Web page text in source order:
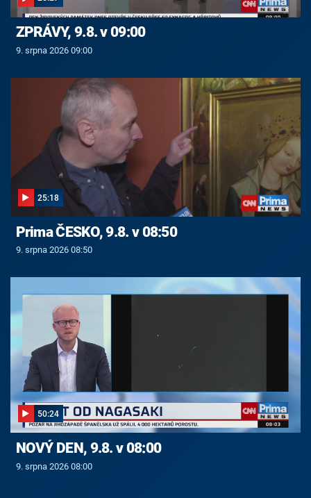
ZPRÁVY, 9.8. v 09:00
9. srpna 2026 09:00
25:18
Prima ČESKO, 9.8. v 08:50
9. srpna 2026 08:50
50:24
NOVÝ DEN, 9.8. v 08:00
9. srpna 2026 08:00